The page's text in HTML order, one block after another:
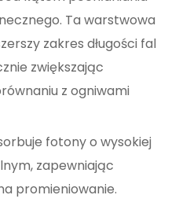
Ta warstwowa
zakres długości fal
zwiększając
z ogniwami
fotony o wysokiej
zapewniając
promieniowanie.